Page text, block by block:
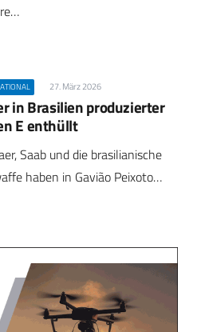
27. März 2026
in Brasilien produzierter
E enthüllt
Saab und die brasilianische
haben in Gavião Peixoto…